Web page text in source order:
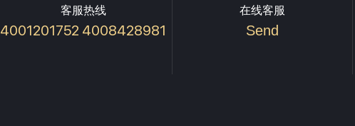
客服热线
4001201752 4008428981
在线客服
Send